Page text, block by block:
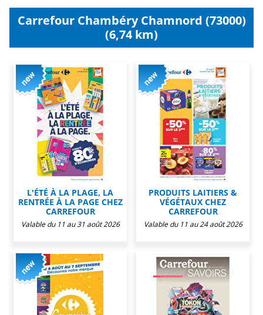
Carrefour Chambéry Chamnord (73000)
(6,74 km)
L'ÉTÉ À LA PLAGE, LA
RENTRÉE À LA PAGE CHEZ
CARREFOUR
Valable du 11 au 31 août 2026
PRODUITS LAITIERS &
VÉGÉTAUX CHEZ
CARREFOUR
Valable du 11 au 24 août 2026